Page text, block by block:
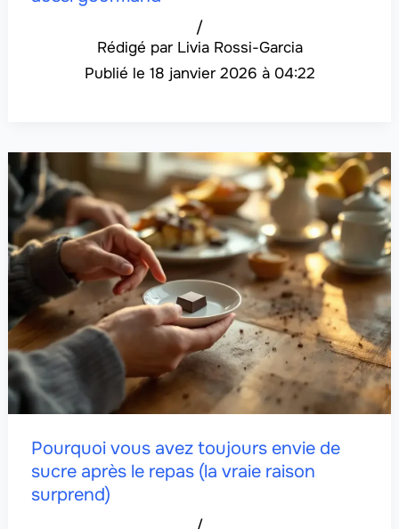
Livia Rossi-Garcia
/
18 janvier 2026 à 04:22
Pourquoi vous avez toujours envie de
sucre après le repas (la vraie raison
surprend)